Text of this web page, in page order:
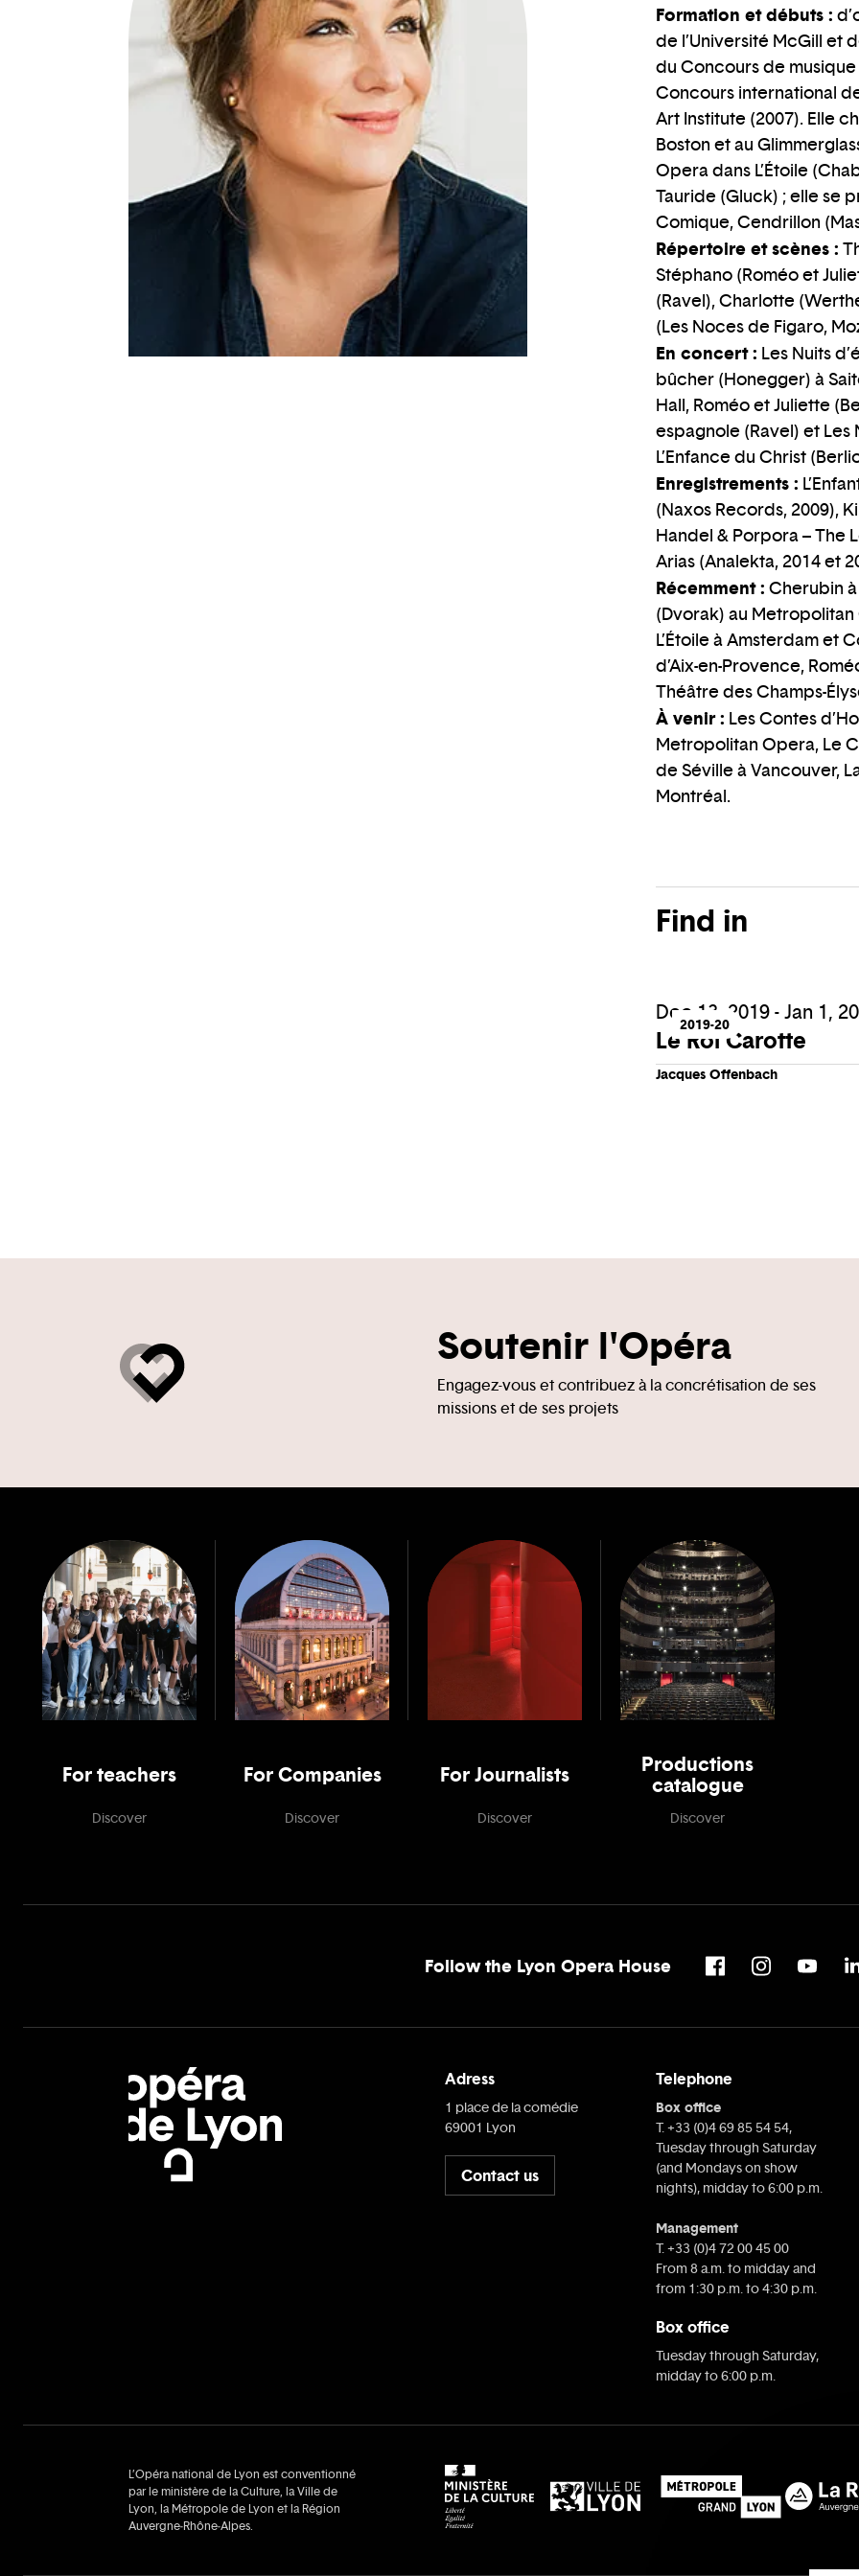
Formation et débuts :
de l’Université McGill et
du Concours de
Concours international
Art Institute (2007). Elle
Boston et au
Opera dans L’Étoile
Tauride (Gluck) ; elle se
Comique, Cendrillon
Répertoire et scènes :
Stéphano (Roméo et
(Ravel), Charlotte
(Les Noces de Figaro,
En concert : Les Nuits
bûcher (Honegger) à
Hall, Roméo et Juliette
espagnole (Ravel) et Les
L’Enfance du Christ
Enregistrements :
(Naxos Records, 2009),
Handel & Porpora – The
Arias (Analekta, 2014 et
Récemment : Cherubin
(Dvorak) au
L’Étoile à Amsterdam et
d’Aix-en-Provence,
Théâtre des Champs-
À venir : Les Contes
Metropolitan Opera, Le
de Séville à Vancouver,
Montréal.
Find in
2019-20
Dec 13, 2019 - Jan 1,
Le Roi Carotte
Jacques Offenbach
Soutenir l'Opéra
Engagez-vous et contribuez à la concrétisation de ses
missions et de ses projets
For teachers
Discover
For Companies
Discover
For Journalists
Discover
Productions
catalogue
Discover
Follow the Lyon Opera House
Adress
1 place de la comédie
69001 Lyon
Contact us
Telephone
Box office
T. +33 (0)4 69 85 54 54,
Tuesday through Saturday
(and Mondays on show
nights), midday to 6:00 p.m.
Management
T. +33 (0)4 72 00 45 00
From 8 a.m. to midday and
from 1:30 p.m. to 4:30 p.m.
Box office
Tuesday through Saturday,
midday to 6:00 p.m.
L’Opéra national de Lyon est conventionné
par le ministère de la Culture, la Ville de
Lyon, la Métropole de Lyon et la Région
Auvergne‑Rhône‑Alpes.